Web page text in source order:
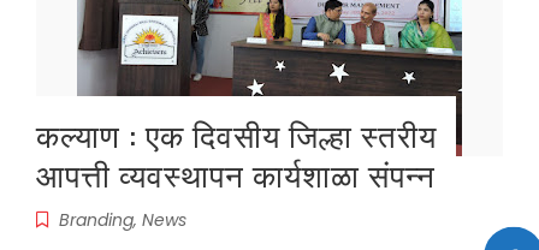
कल्याण : एक दिवसीय जिल्हा स्तरीय
आपत्ती व्यवस्थापन कार्यशाळा संपन्न
Branding, News